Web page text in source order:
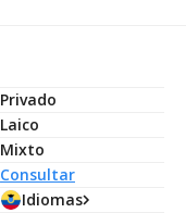
Privado
Laico
Mixto
Consultar
Idiomas